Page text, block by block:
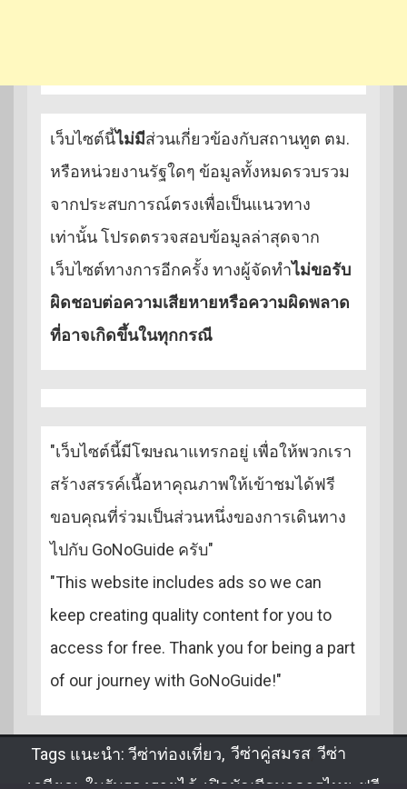
เว็บไซต์นี้ไม่มีส่วนเกี่ยวข้องกับสถานทูต ตม.
หรือหน่วยงานรัฐใดๆ ข้อมูลทั้งหมดรวบรวม
จากประสบการณ์ตรงเพื่อเป็นแนวทาง
เท่านั้น โปรดตรวจสอบข้อมูลล่าสุดจาก
เว็บไซต์ทางการอีกครั้ง ทางผู้จัดทำไม่ขอรับ
ผิดชอบต่อความเสียหายหรือความผิดพลาด
ที่อาจเกิดขึ้นในทุกกรณี
"เว็บไซต์นี้มีโฆษณาแทรกอยู่ เพื่อให้พวกเรา
สร้างสรรค์เนื้อหาคุณภาพให้เข้าชมได้ฟรี
ขอบคุณที่ร่วมเป็นส่วนหนึ่งของการเดินทาง
ไปกับ GoNoGuide ครับ"
"This website includes ads so we can
keep creating quality content for you to
access for free. Thank you for being a part
of our journey with GoNoGuide!"
Tags แนะนำ: วีซ่าท่องเที่ยว วีซ่าคู่สมรส ,วีซ่า